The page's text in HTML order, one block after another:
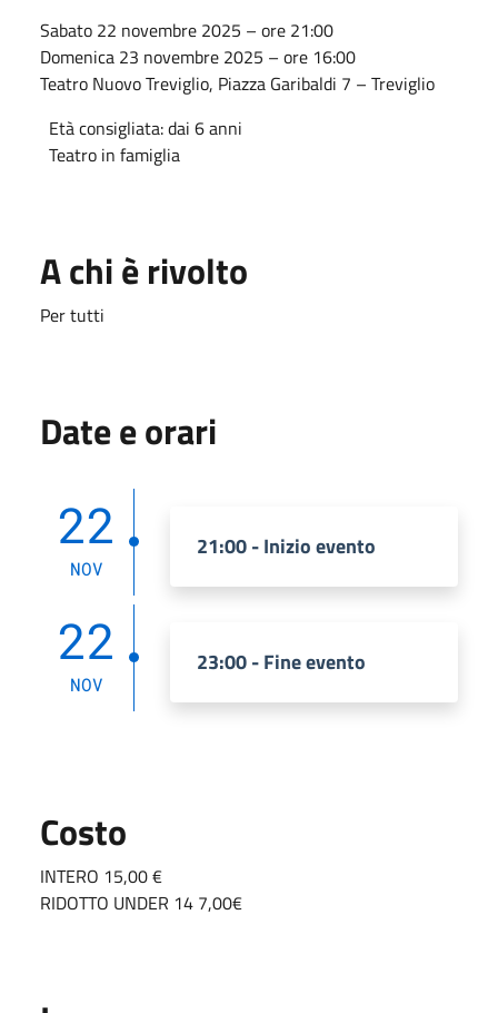
Sabato 22 novembre 2025 – ore 21:00
Domenica 23 novembre 2025 – ore 16:00
Teatro Nuovo Treviglio, Piazza Garibaldi 7 – Treviglio
Età consigliata: dai 6 anni
Teatro in famiglia
A chi è rivolto
Per tutti
Date e orari
22
NOV
21:00 - Inizio evento
22
NOV
23:00 - Fine evento
Costo
INTERO 15,00 €
RIDOTTO UNDER 14 7,00€